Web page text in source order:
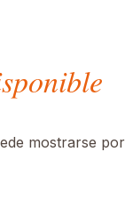
mostrarse